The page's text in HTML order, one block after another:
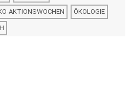
AKTIONSWOCHEN ÖKOLOGIE